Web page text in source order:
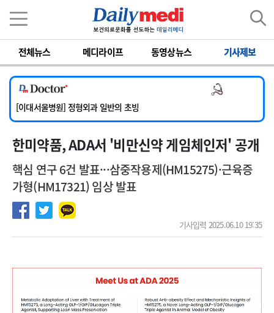
전체뉴스 메디라이프 동영상뉴스 기사제보
[단국대학교병원] 임상전담교원 및 전임의 초빙
[해운대부민병원] [해운대] 2026년 하반기 인턴 모집
[서울아산병원] 건강증진센터 소화기파트 건진교수 초빙
[이대서울병원] 정형외과 일반의 초빙
[단국대학교병원] 임상전담교원 및 전임의 초빙
[해운대부민병원] [해운대] 2026년 하반기 인턴 모집
한미약품, ADA서 '비만신약 게임체인저' 공개
핵심 연구 6건 발표···삼중작용제(HM15275)·근육증
가형(HM17321) 임상 발표
기사입력 2025.06.10 19:35